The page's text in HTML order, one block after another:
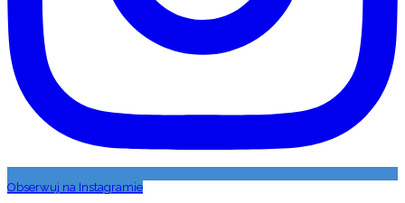
Obserwuj na Instagramie